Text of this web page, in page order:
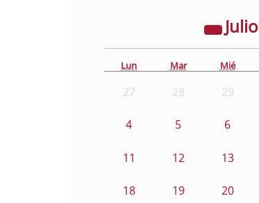
Julio
Lun Mar Mié
27 28 29
4 5 6
11 12 13
18 19 20